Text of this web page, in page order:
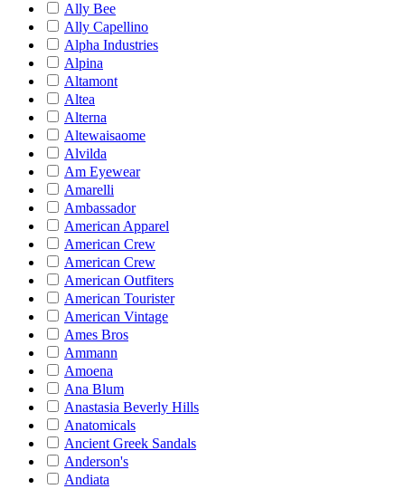
Ally Bee
Ally Capellino
Alpha Industries
Alpina
Altamont
Altea
Alterna
Altewaisaome
Alvilda
Am Eyewear
Amarelli
Ambassador
American Apparel
American Crew
American Crew
American Outfiters
American Tourister
American Vintage
Ames Bros
Ammann
Amoena
Ana Blum
Anastasia Beverly Hills
Anatomicals
Ancient Greek Sandals
Anderson's
Andiata